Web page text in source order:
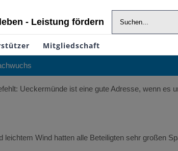
- Leistung fördern
Suche
nach:
Mitgliedschaft
Ueckermünde ist eine gute Adresse, wenn es
Wind hatten alle Beteiligten sehr großen